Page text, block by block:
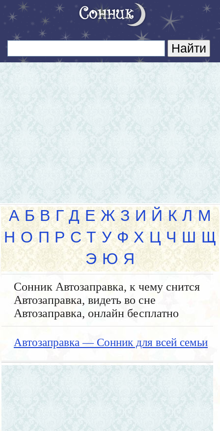
А Б В Г Д Е Ж З И Й К Л М
Н О П Р С Т У Ф Х Ц Ч Ш Щ
Э Ю Я
Сонник Автозаправка, к чему снится
Автозаправка, видеть во сне
Автозаправка, онлайн бесплатно
Автозаправка — Сонник для всей семьи